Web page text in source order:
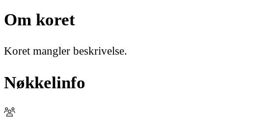
Om koret
Koret mangler beskrivelse.
Nøkkelinfo